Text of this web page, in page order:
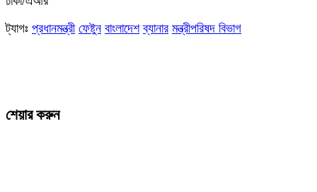
ট্যাগঃ প্রধানমন্ত্রী ফেষ্টুন বাংলাদেশ ব্যানার মন্ত্রীপরিষদ বিভাগ
শেয়ার করুন